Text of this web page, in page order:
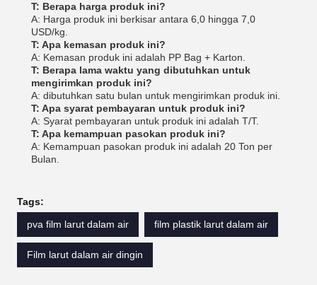
T: Berapa harga produk ini?
A: Harga produk ini berkisar antara 6,0 hingga 7,0
USD/kg.
T: Apa kemasan produk ini?
A: Kemasan produk ini adalah PP Bag + Karton.
T: Berapa lama waktu yang dibutuhkan untuk
mengirimkan produk ini?
A: dibutuhkan satu bulan untuk mengirimkan produk ini.
T: Apa syarat pembayaran untuk produk ini?
A: Syarat pembayaran untuk produk ini adalah T/T.
T: Apa kemampuan pasokan produk ini?
A: Kemampuan pasokan produk ini adalah 20 Ton per
Bulan.
Tags:
pva film larut dalam air
film plastik larut dalam air
Film larut dalam air dingin